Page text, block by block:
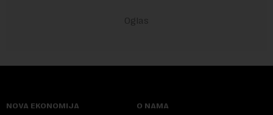
NOVA EKONOMIJA O NAMA